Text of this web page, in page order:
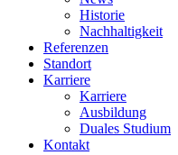
Historie
Nachhaltigkeit
Referenzen
Standort
Karriere
Karriere
Ausbildung
Duales Studium
Kontakt